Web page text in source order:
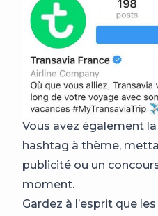
Vous avez également
hashtag à thème,
publicité ou un
moment.
Gardez à l’esprit que